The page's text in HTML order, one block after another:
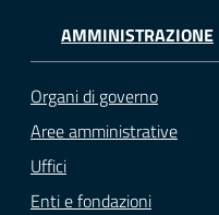
AMMINISTRAZIONE
Organi di governo
Aree amministrative
Uffici
Enti e fondazioni